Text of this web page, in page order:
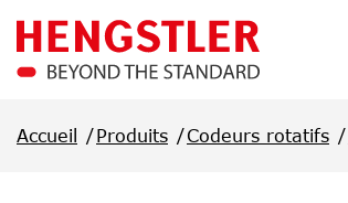
Accueil Produits Codeurs rotatifs